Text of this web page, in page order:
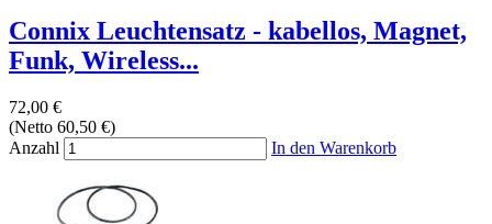
Connix Leuchtensatz - kabellos, Magnet,
Funk, Wireless...
72,00 €
(Netto 60,50 €)
Anzahl
In den Warenkorb